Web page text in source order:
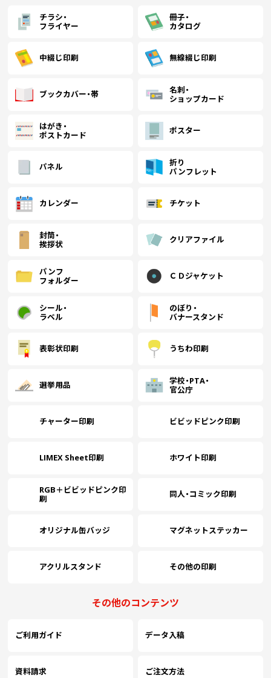
チラシ・
フライヤー
冊子・
カタログ
中綴じ印刷 無線綴じ印刷
ブックカバー・帯
名刺・
ショップカード
はがき・
ポストカード
ポスター
パネル
折り
パンフレット
カレンダー チケット
封筒・
挨拶状
クリアファイル
パンフ
フォルダー
ＣＤジャケット
シール・
ラベル
のぼり・
バナースタンド
表彰状印刷 うちわ印刷
選挙用品
学校・PTA・
官公庁
チャーター印刷 ビビッドピンク印刷
LIMEX Sheet印刷 ホワイト印刷
RGB＋ビビッドピンク印
刷
同人・コミック印刷
オリジナル缶バッジ マグネットステッカー
アクリルスタンド その他の印刷
その他のコンテンツ
ご利用ガイド データ入稿
資料請求 ご注文方法